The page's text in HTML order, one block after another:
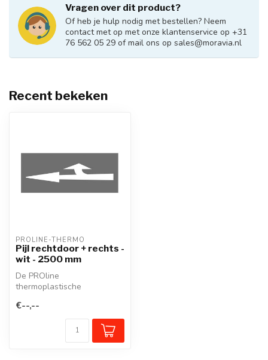
Vragen over dit product?
Of heb je hulp nodig met bestellen? Neem
contact met op met onze klantenservice op +31
76 562 05 29 of mail ons op sales@moravia.nl
Recent bekeken
PROLINE-THERMO
Pijl rechtdoor + rechts -
wit - 2500 mm
De PROline
thermoplastische
voorgevormd
thermoplastisch mate...
€--,--